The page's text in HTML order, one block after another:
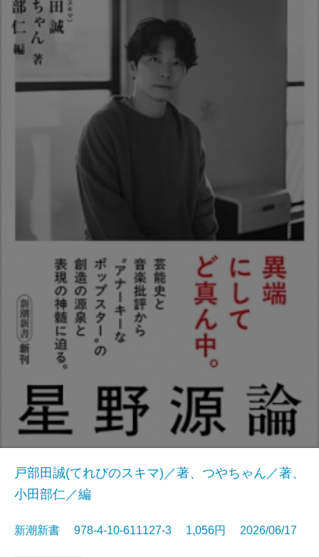
戸部田誠(てれびのスキマ)／著、つやちゃん／著、
小田部仁／編
新潮新書 978-4-10-611127-3 1,056円 2026/06/17